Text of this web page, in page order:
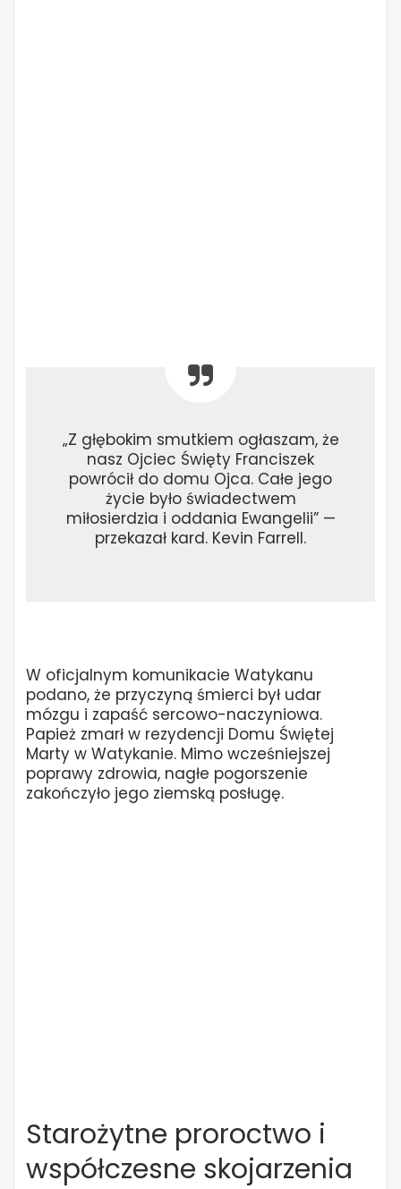
„Z głębokim smutkiem ogłaszam, że
nasz Ojciec Święty Franciszek
powrócił do domu Ojca. Całe jego
życie było świadectwem
miłosierdzia i oddania Ewangelii” —
przekazał kard. Kevin Farrell.
W oficjalnym komunikacie Watykanu
podano, że przyczyną śmierci był udar
mózgu i zapaść sercowo-naczyniowa.
Papież zmarł w rezydencji Domu Świętej
Marty w Watykanie. Mimo wcześniejszej
poprawy zdrowia, nagłe pogorszenie
zakończyło jego ziemską posługę.
Starożytne proroctwo i
współczesne skojarzenia